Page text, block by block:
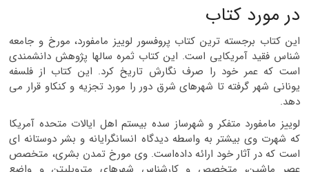
در مورد کتاب
این کتاب برجسته ترین کتاب پروفسور لوییز مامفورد، مورخ و جامعه
شناس فقید آمریکایی است. این کتاب ثمره سالها پژوهش دانشمندی
است که عمر خود را صرف نگارش تاریخ کرد. این کتاب از فلسفه
یونانی شهر گرفته تا شهرهای شرق دور را مورد تجزیه و کنکاو قرار می
دهد.
لوییز مامفورد متفکر و شهرساز سده بیستم اهل ایالات متحده آمریکا
که شهرت وی بیشتر به واسطه دیدگاه انسانگرایانه و بشر دوستانه ای
است که در آثار خود ارائه داده‌است. وی مورخ تمدن بشری، متخصص